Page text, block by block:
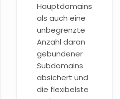
Hauptdomains
als auch eine
unbegrenzte
Anzahl daran
gebundener
Subdomains
absichert und
die flexibelste